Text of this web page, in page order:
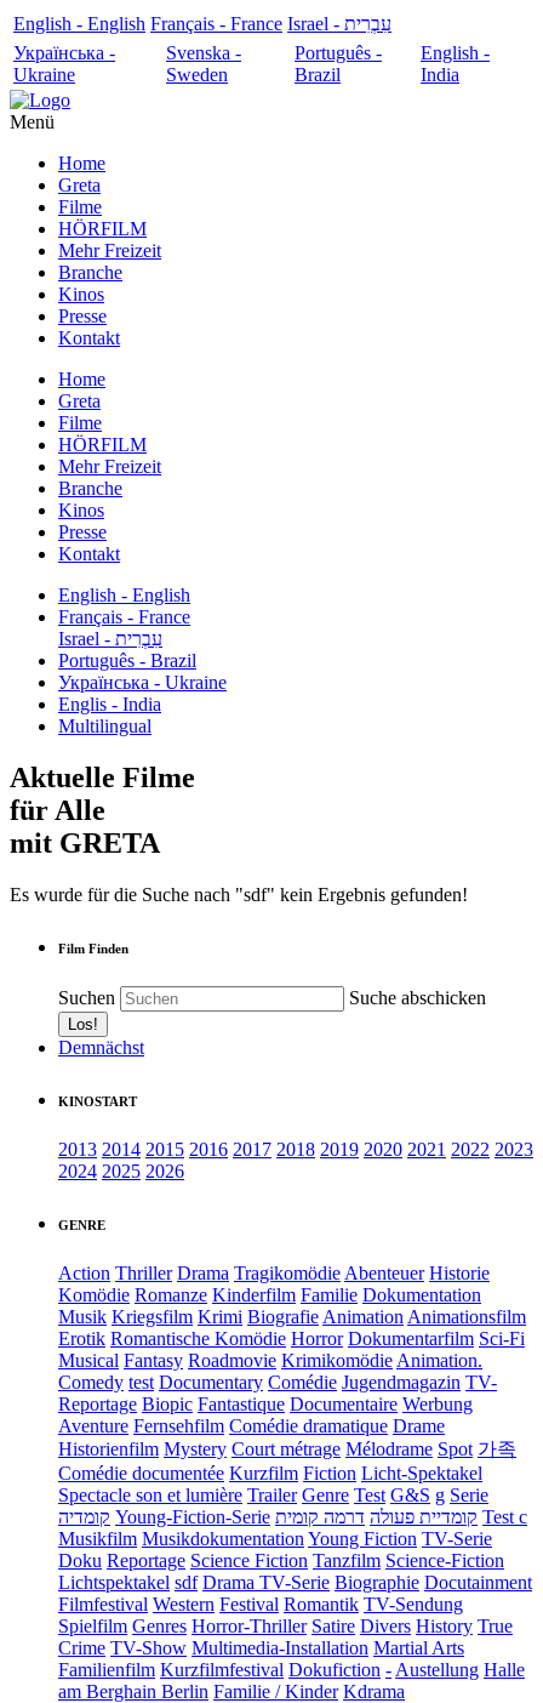
English - English Français - France
עִבְרִית - Israel
Українська -
Ukraine
Svenska -
Sweden
Português -
Brazil
English -
India
Menü
Home
Greta
Filme
HÖRFILM
Mehr Freizeit
Branche
Kinos
Presse
Kontakt
Home
Greta
Filme
HÖRFILM
Mehr Freizeit
Branche
Kinos
Presse
Kontakt
English - English
Français - France
עִבְרִית - Israel
Português - Brazil
Українська - Ukraine
Englis - India
Multilingual
Aktuelle Filme
für Alle
mit GRETA
Es wurde für die Suche nach "sdf" kein Ergebnis gefunden!
Film Finden
Suchen Suche abschicken
Demnächst
KINOSTART
2013 2014 2015 2016 2017 2018 2019 2020 2021 2022 2023
2024 2025 2026
GENRE
Action Thriller Drama Tragikomödie Abenteuer Historie
Komödie Romanze Kinderfilm Familie Dokumentation
Musik Kriegsfilm Krimi Biografie Animation Animationsfilm
Erotik Romantische Komödie Horror Dokumentarfilm Sci-Fi
Musical Fantasy Roadmovie Krimikomödie Animation.
Comedy test Documentary Comédie Jugendmagazin TV-
Reportage Biopic Fantastique Documentaire Werbung
Aventure Fernsehfilm Comédie dramatique Drame
Historienfilm Mystery Court métrage Mélodrame Spot 가족
Comédie documentée Kurzfilm Fiction Licht-Spektakel
Spectacle son et lumière Trailer Genre Test G&S g Serie
קומדיה Young-Fiction-Serie קומדיית פעולה דרמה קומית
Test c
Musikfilm Musikdokumentation Young Fiction TV-Serie
Doku Reportage Science Fiction Tanzfilm Science-Fiction
Lichtspektakel sdf Drama TV-Serie Biographie Docutainment
Filmfestival Western Festival Romantik TV-Sendung
Spielfilm Genres Horror-Thriller Satire Divers History True
Crime TV-Show Multimedia-Installation Martial Arts
Familienfilm Kurzfilmfestival Dokufiction - Austellung Halle
am Berghain Berlin Familie / Kinder Kdrama